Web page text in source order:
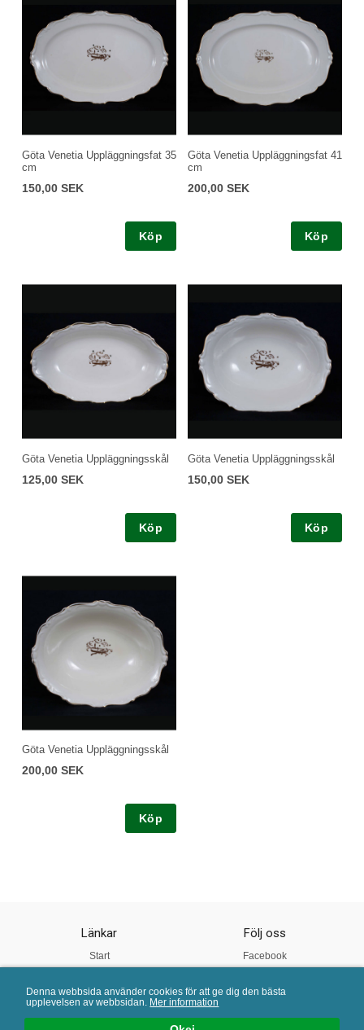
Denna webbsida använder cookies för att ge dig den bästa
upplevelsen av webbsidan. Mer information
Göta Venetia Uppläggningsfat 35
cm
150,00 SEK
Köp
Göta Venetia Uppläggningsfat 41
cm
200,00 SEK
Köp
Göta Venetia Uppläggningsskål
125,00 SEK
Köp
Göta Venetia Uppläggningsskål
150,00 SEK
Köp
Göta Venetia Uppläggningsskål
200,00 SEK
Köp
Länkar
Start
Vår Kvalitet
Följ oss
Facebook
Twitter